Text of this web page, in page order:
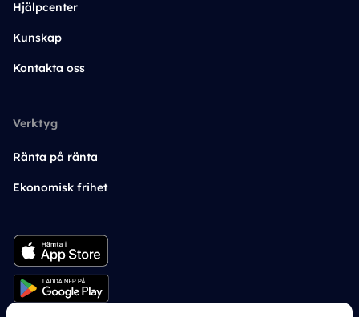
Hjälpcenter
Kunskap
Kontakta oss
Verktyg
Ränta på ränta
Ekonomisk frihet